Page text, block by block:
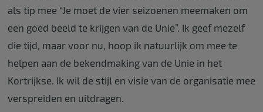
als tip mee “Je moet de vier seizoenen meemaken om
een goed beeld te krijgen van de Unie”. Ik geef mezelf
die tijd, maar voor nu, hoop ik natuurlijk om mee te
helpen aan de bekendmaking van de Unie in het
Kortrijkse. Ik wil de stijl en visie van de organisatie mee
verspreiden en uitdragen.